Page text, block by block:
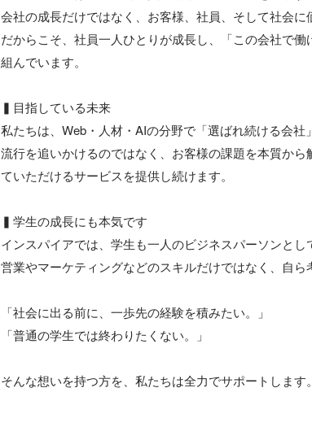
会社の成長だけではなく、お客様、社員、そして社会に
だからこそ、社員一人ひとりが成長し、「この会社で
組んでいます。
▍目指している未来
私たちは、Web・人材・AIの分野で「選ばれ続ける会社
流行を追いかけるのではなく、お客様の課題を本質か
ていただけるサービスを提供し続けます。
▍学生の成長にも本気です
インスパイアでは、学生も一人のビジネスパーソンとし
営業やマーケティングなどのスキルだけではなく、自ら
「社会に出る前に、一歩先の経験を積みたい。」
「普通の学生では終わりたくない。」
そんな想いを持つ方を、私たちは全力でサポートします。